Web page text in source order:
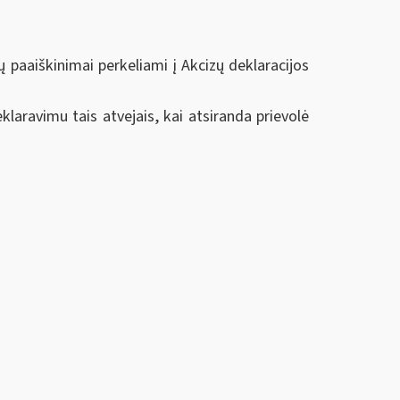
perkeliami į Akcizų deklaracijos
tais atvejais, kai atsiranda prievolė